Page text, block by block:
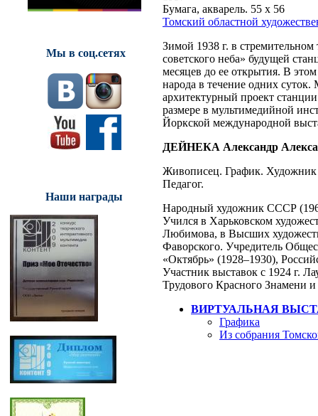
Мы в соц.сетях
Наши награды
Бумага, акварель. 55 х 56
Томский областной
Зимой 1938 г. в
советского неба» будущей
месяцев до ее открытия. В
народа в течение одних
архитектурный проект
размере в мультимедийной
Йоркской международной
ДЕЙНЕКА Александр
Живописец. График. Художник
Педагог.
Народный художник СССР
Учился в Харьковском
Любимова, в Высших
Фаворского. Учредитель
«Октябрь» (1928–1930),
Участник выставок с 1924 г.
Трудового Красного Знамени
ВИРТУАЛЬНАЯ
Графика
Из собрания